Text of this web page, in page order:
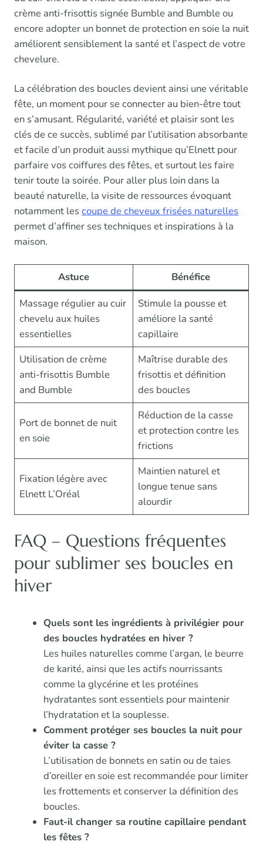
crème anti-frisottis signée Bumble and Bumble ou
encore adopter un bonnet de protection en soie la nuit
améliorent sensiblement la santé et l’aspect de votre
chevelure.
La célébration des boucles devient ainsi une véritable
fête, un moment pour se connecter au bien-être tout
en s’amusant. Régularité, variété et plaisir sont les
clés de ce succès, sublimé par l’utilisation absorbante
et facile d’un produit aussi mythique qu’Elnett pour
parfaire vos coiffures des fêtes, et surtout les faire
tenir toute la soirée. Pour aller plus loin dans la
beauté naturelle, la visite de ressources évoquant
notamment lescoupe de cheveux frisées naturelles
permet d’affiner ses techniques et inspirations à la
maison.
Astuce
Bénéfice
Massage régulier au cuir
chevelu aux huiles
essentielles
Stimule la pousse et
améliore la santé
capillaire
Utilisation de crème
anti-frisottis Bumble
and Bumble
Maîtrise durable des
frisottis et définition
des boucles
Port de bonnet de nuit
en soie
Réduction de la casse
et protection contre les
frictions
Fixation légère avec
Elnett L’Oréal
Maintien naturel et
longue tenue sans
alourdir
FAQ – Questions fréquentes
pour sublimer ses boucles en
hiver
Quels sont les ingrédients à privilégier pour
des boucles hydratées en hiver ?
Les huiles naturelles comme l’argan, le beurre
de karité, ainsi que les actifs nourrissants
comme la glycérine et les protéines
hydratantes sont essentiels pour maintenir
l’hydratation et la souplesse.
Comment protéger ses boucles la nuit pour
éviter la casse ?
L’utilisation de bonnets en satin ou de taies
d’oreiller en soie est recommandée pour limiter
les frottements et conserver la définition des
boucles.
Faut-il changer sa routine capillaire pendant
les fêtes ?